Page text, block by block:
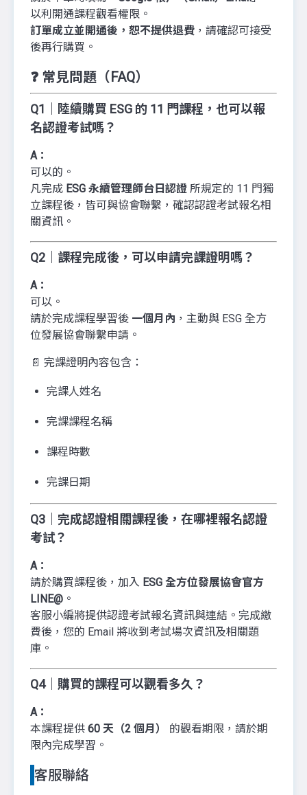
以利開通課程觀看權限。
訂單成立並開通後，恕不提供退費 ，請確認可接受
後再行購買。
❓ 常見問題（FAQ）
Q1｜陸續購買 ESG 的 11 門課程，也可以報
名認證考試嗎？
A：
可以的。
凡完成 ESG 永續管理師台日認證 所規定的 11 門獨
立課程後，皆可與協會聯繫，確認認證考試報名相
關資訊。
Q2｜課程完成後，可以申請完課證明嗎？
A：
可以。
請於完成課程學習後 一個月內 ，主動與 ESG 全方
位發展協會聯繫申請。
📄 完課證明內容包含：
完課人姓名
完課課程名稱
課程時數
完課日期
Q3｜完成認證相關課程後，在哪裡報名認證
考試？
A：
請於購買課程後，加入 ESG 全方位發展協會官方
LINE@ 。
客服小編將提供認證考試報名資訊與連結。完成繳
費後，您的 Email 將收到考試場次資訊及相關題
庫。
Q4｜購買的課程可以觀看多久？
A：
本課程提供 60 天（2 個月）
的觀看期限，請於期
限內完成學習。
客服聯絡